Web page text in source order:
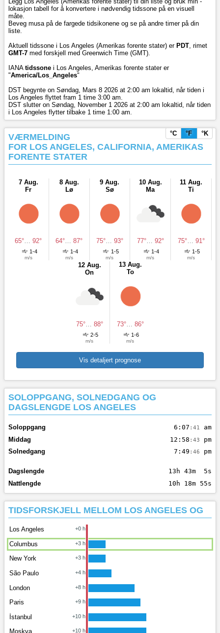
lokasjon tabell for å konvertere i nødvendig tidssone på en visuell
måte.
Beveg musa på de fargede tidsikonene og se på andre timer på din
liste.
Aktuell tidssone i Los Angeles (Amerikas forente stater) er PDT, rimet
GMT-7 med forskjell med Greenwich Time (GMT).
IANA tidssone i Los Angeles, Amerikas forente stater er
"America/Los_Angeles"
DST begynte on Søndag, Mars 8 2026 at 2:00 am lokaltid, når tiden i
Los Angeles flyttet fram 1 time 3:00 am.
DST slutter on Søndag, November 1 2026 at 2:00 am lokaltid, når tiden
i Los Angeles flytter tilbake 1 time 1:00 am.
VÆRMELDING
FOR LOS ANGELES, CALIFORNIA, AMERIKAS
FORENTE STATER
°C °F °K
7 Aug.
Fr
65°… 92°
1-4
m/s
8 Aug.
Lø
64°… 87°
1-4
m/s
9 Aug.
Sø
75°… 93°
1-5
m/s
10 Aug.
Ma
77°… 92°
1-4
m/s
11 Aug.
Ti
75°… 91°
1-5
m/s
12 Aug.
On
75°… 88°
2-5
m/s
13 Aug.
To
73°… 86°
1-6
m/s
Vis detaljert prognose
SOLOPPGANG, SOLNEDGANG OG
DAGSLENGDE LOS ANGELES
Soloppgang 6:07 :41
am
Middag
12:58 :43
pm
Solnedgang
7:49 :46 pm
Dagslengde
13h 43m 5s
Nattlengde
10h 18m 55s
TIDSFORSKJELL MELLOM LOS ANGELES OG
Los Angeles +0 h
Columbus +3 h
New York +3 h
São Paulo +4 h
London +8 h
Paris +9 h
İstanbul +10 h
Moskva +10 h